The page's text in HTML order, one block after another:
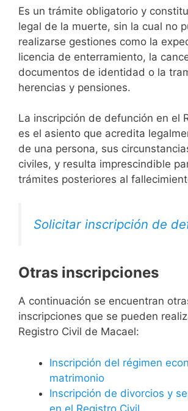
Es un trámite obligatorio y
legal de la muerte, sin la cual no
realizarse gestiones como la
licencia de enterramiento, la
documentos de identidad o la
herencias y pensiones.
La inscripción de defunción en el
es el asiento que acredita
de una persona, sus
civiles, y resulta imprescindible
trámites posteriores al
Solicitar inscripción de
Otras inscripciones
A continuación se encuentran
inscripciones que se pueden
Registro Civil de Macael:
Inscripción del régimen
matrimonio
Inscripción de divorcios y
en el Registro Civil